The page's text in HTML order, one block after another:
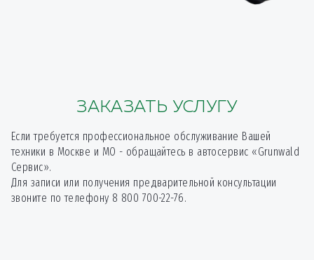
ЗАКАЗАТЬ УСЛУГУ
Если требуется профессиональное обслуживание Вашей
техники в Москве и МО - обращайтесь в автосервис «Grunwald
Сервис».
Для записи или получения предварительной консультации
звоните по телефону 8 800 700-22-76.